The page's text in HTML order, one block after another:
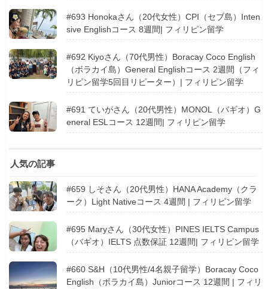
#693 Honokaさん（20代女性）CPI（セブ島）Inten
sive Englishコース 8週間| フィリピン留学
#692 Kiyoさん（70代男性）Boracay Coco English
（ボラカイ島）General Englishコース 2週間（フィ
リピン留学5回目リピーター）| フィリピン留学
#691 ていがさん（20代男性）MONOL（バギオ）G
eneral ESLコース 12週間| フィリピン留学
人気の記事
#659 しそさん（20代男性）HANA Academy（クラ
ーク）Light Nativeコース 4週間 | フィリピン留学
#695 Maryさん（30代女性）PINES IELTS Campus
（バギオ）IELTS 点数保証 12週間| フィリピン留学
#660 S&H（10代男性/4名親子留学）Boracay Coco
English（ボラカイ島）Juniorコース 12週間 | フィリ